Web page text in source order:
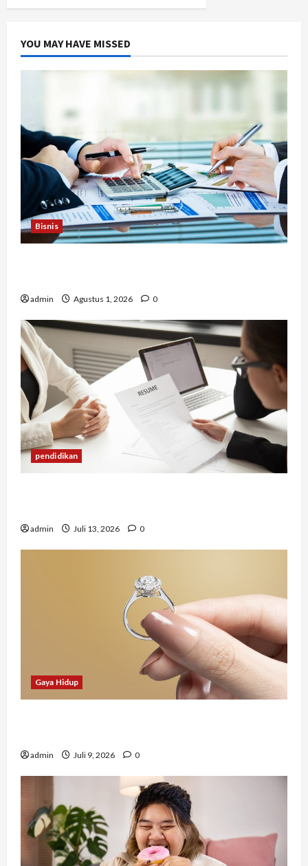
YOU MAY HAVE MISSED
Bisnis
admin Agustus 1, 2026 0
pendidikan
admin Juli 13, 2026 0
Gaya Hidup
admin Juli 9, 2026 0